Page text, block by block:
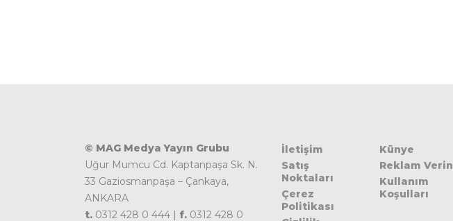
© MAG Medya Yayın Grubu
Uğur Mumcu Cd. Kaptanpaşa Sk. N.
33 Gaziosmanpaşa – Çankaya,
ANKARA
t. 0312 428 0 444 | f. 0312 428 0
İletişim
Satış
Noktaları
Çerez
Politikası
Künye
Reklam Verin
Kullanım
Koşulları